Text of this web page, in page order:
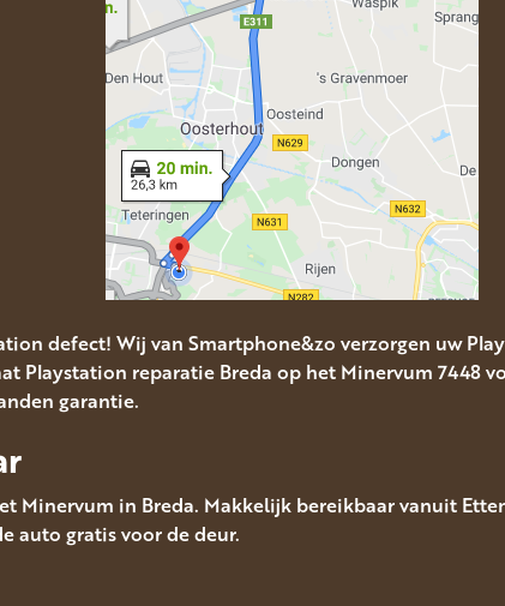
defect! Wij van Smartphone&zo verzorgen uw
Playstation reparatie Breda op het Minervum 7448
garantie.
Minervum in Breda. Makkelijk bereikbaar vanuit
auto gratis voor de deur.